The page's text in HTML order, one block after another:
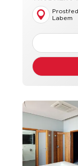
MOŽNOSTÍ
POBÍRAJÍCÍ
Labem